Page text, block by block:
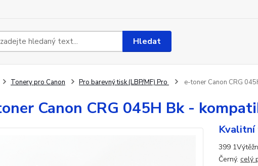
Hledat
Tonery pro Canon Pro barevný tisk (LBP/MF) Pro e-toner Canon CRG
Canon CRG 045H Bk -
Kvalitní
399
Černý. celý